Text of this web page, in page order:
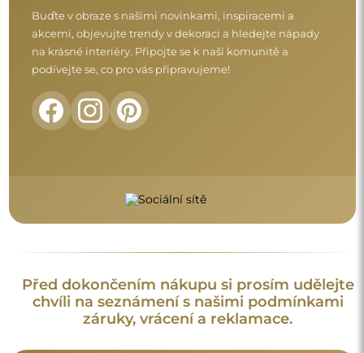
Buďte v obraze s našimi novinkami, inspiracemi a
akcemi, objevujte trendy v dekoraci a hledejte nápady
na krásné interiéry. Připojte se k naší komunitě a
podívejte se, co pro vás připravujeme!
Před dokončením nákupu si prosím udělejte
chvíli na seznámení s našimi podmínkami
záruky, vrácení a reklamace.